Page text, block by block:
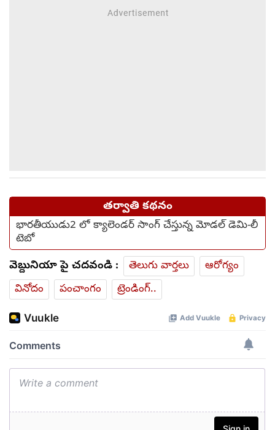
తర్వాతి కథనం
భారతీయుడు2 లో క్యాలెండర్ సాంగ్ చేస్తున్న మోడల్ డెమి-లీ
టెబో
వెబ్దునియా పై చదవండి : తెలుగు వార్తలు
ఆరోగ్యం
వినోదం
పంచాంగం ట్రెండింగ్..